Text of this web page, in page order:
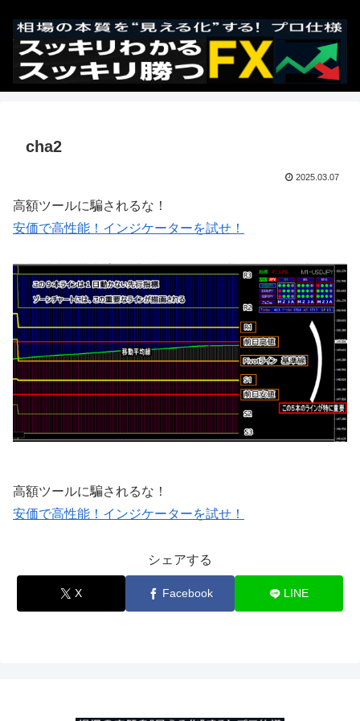
cha2
2025.03.07
高額ツールに騙されるな！
安価で高性能！インジケーターを試せ！
高額ツールに騙されるな！
安価で高性能！インジケーターを試せ！
シェアする
X Facebook LINE